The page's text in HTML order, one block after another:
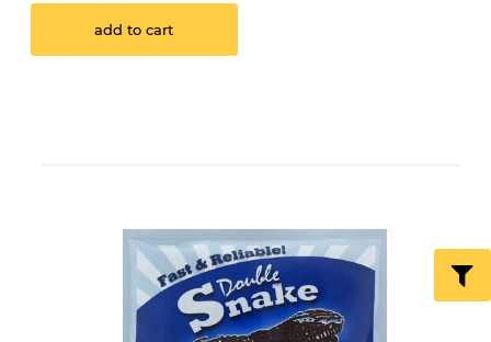
add to cart